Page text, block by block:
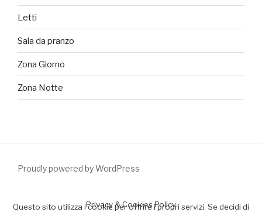
Letti
Sala da pranzo
Zona Giorno
Zona Notte
Proudly powered by WordPress
Questo sito utilizza i cookie per offrire i propri servizi. Se decidi di
Privacy & Cookies Policy